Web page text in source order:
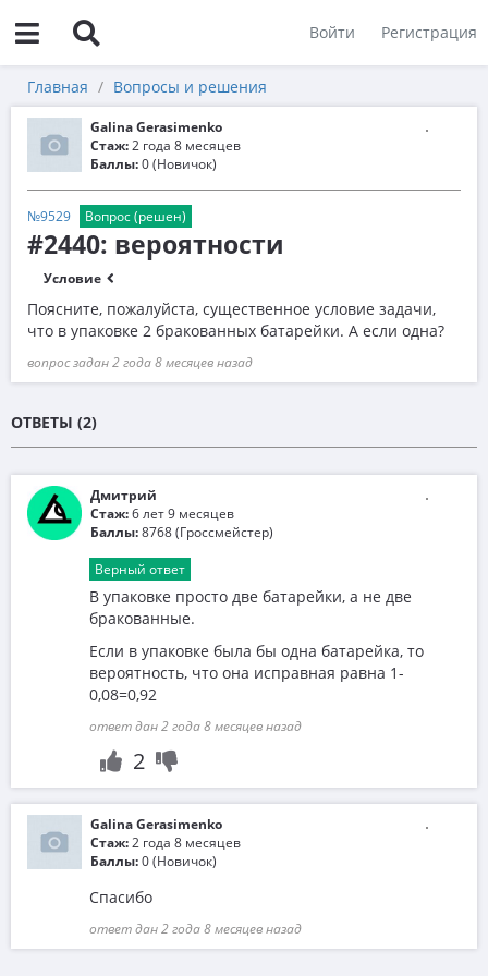
Войти Регистрация
Главная Вопросы и решения
Galina Gerasimenko
Стаж:2 года 8 месяцев
Баллы:0 (Новичок)
№9529 Вопрос (решен)
#2440: вероятности
Условие
Поясните, пожалуйста, существенное условие задачи,
что в упаковке 2 бракованных батарейки. А если одна?
вопрос задан 2 года 8 месяцев назад
ОТВЕТЫ (2)
Дмитрий
Стаж:6 лет 9 месяцев
Баллы:8768 (Гроссмейстер)
Верный ответ
В упаковке просто две батарейки, а не две
бракованные.
Если в упаковке была бы одна батарейка, то
вероятность, что она исправная равна 1-
0,08=0,92
ответ дан 2 года 8 месяцев назад
2
Galina Gerasimenko
Стаж:2 года 8 месяцев
Баллы:0 (Новичок)
Спасибо
ответ дан 2 года 8 месяцев назад